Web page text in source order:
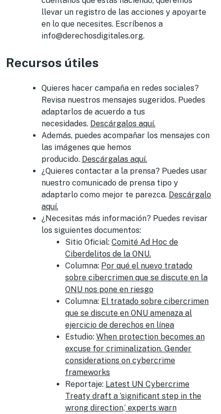
llevar un registro de las acciones y apoyarte
en lo que necesites. Escríbenos a
info@derechosdigitales.org.
Recursos útiles
Quieres hacer campaña en redes sociales?
Revisa nuestros mensajes sugeridos. Puedes
adaptarlos de acuerdo a tus
necesidades. Descárgalos aquí.
Además, puedes acompañar los mensajes con
las imágenes que hemos
producido. Descárgalas aquí.
¿Quieres contactar a la prensa? Puedes usar
nuestro comunicado de prensa tipo y
adaptarlo como mejor te parezca. Descárgalo
aquí.
¿Necesitas más información? Puedes revisar
los siguientes documentos:
Sitio Oficial: Comité Ad Hoc de
Ciberdelitos de la ONU.
Columna: Por qué el nuevo tratado
sobre cibercrimen que se discute en la
ONU nos pone en riesgo
Columna: El tratado sobre cibercrimen
que se discute en ONU amenaza al
ejercicio de derechos en línea
Estudio: When protection becomes an
excuse for criminalization. Gender
considerations on cybercrime
frameworks
Reportaje: Latest UN Cybercrime
Treaty draft a ‘significant step in the
wrong direction,’ experts warn